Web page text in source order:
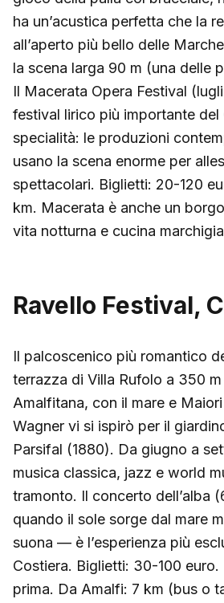
ha un’acustica perfetta che la
all’aperto più bello delle
la scena larga 90 m (una delle
Il Macerata Opera Festival
festival lirico più importante del
specialità: le produzioni
usano la scena enorme per
spettacolari. Biglietti: 20-120
km. Macerata è anche un
vita notturna e cucina
Ravello Festival,
Il palcoscenico più romantico
terrazza di Villa Rufolo a 350
Amalfitana, con il mare e
Wagner vi si ispirò per il
Parsifal (1880). Da giugno a
musica classica, jazz e world
tramonto. Il concerto dell’alba
quando il sole sorge dal mare
suona — è l’esperienza più
Costiera. Biglietti: 30-100 euro.
prima. Da Amalfi: 7 km (bus o